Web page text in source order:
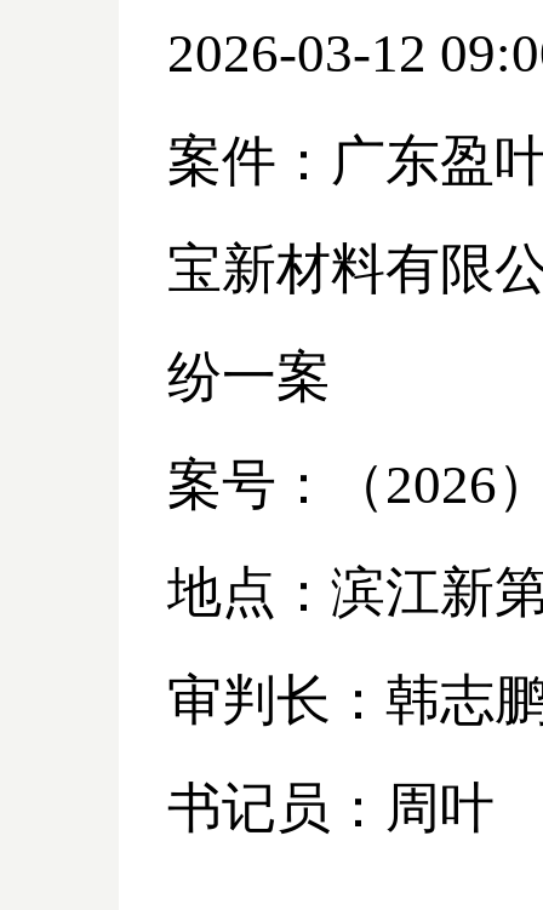
2026-03-12
案件：广东盈
宝新材料有限
纷一案
案号：（2026
地点：滨江新
审判长：韩志
书记员：周叶